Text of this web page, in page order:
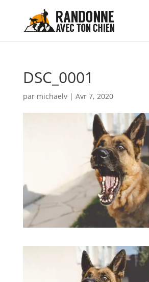
DSC_0001
par michaelv| Avr 7, 2020